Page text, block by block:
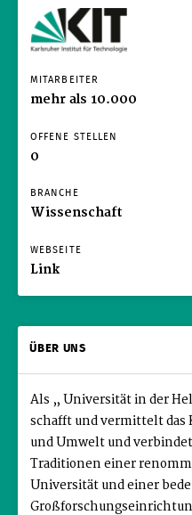
MITARBEITER
mehr als 10.000
OFFENE STELLEN
0
BRANCHE
Wissenschaft
WEBSEITE
Link
ÜBER UNS
Als „ Universität in der
schafft und vermittelt das
und Umwelt und
Traditionen einer
Universität und einer